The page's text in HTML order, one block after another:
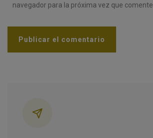
navegador para la próxima vez que comente.